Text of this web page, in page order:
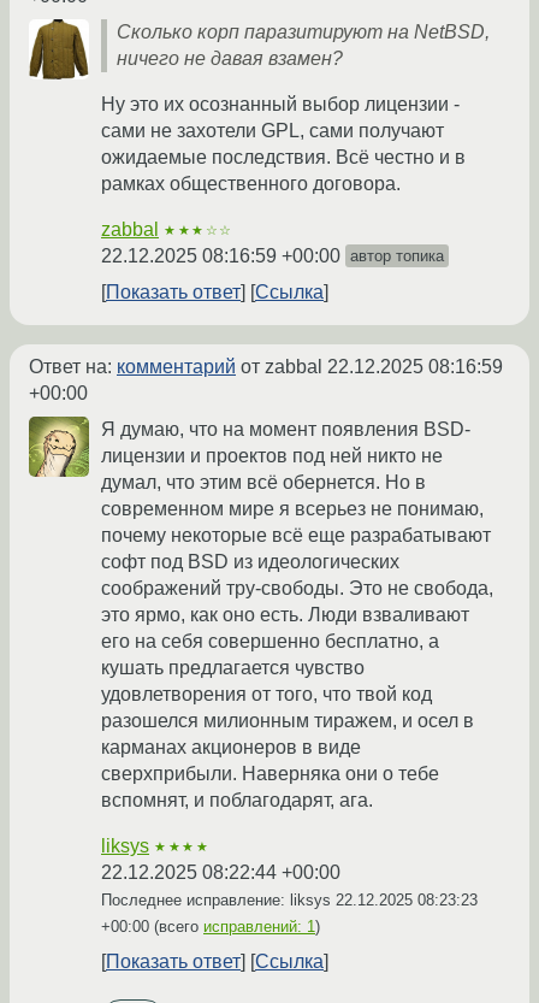
Сколько корп паразитируют на NetBSD,
ничего не давая взамен?
Ну это их осознанный выбор лицензии -
сами не захотели GPL, сами получают
ожидаемые последствия. Всё честно и в
рамках общественного договора.
zabbal ★★★☆☆
22.12.2025 08:16:59 +00:00 автор топика
Показать ответ Ссылка
Ответ на: комментарий от zabbal 22.12.2025 08:16:59
+00:00
Я думаю, что на момент появления BSD-
лицензии и проектов под ней никто не
думал, что этим всё обернется. Но в
современном мире я всерьез не понимаю,
почему некоторые всё еще разрабатывают
софт под BSD из идеологических
соображений тру-свободы. Это не свобода,
это ярмо, как оно есть. Люди взваливают
его на себя совершенно бесплатно, а
кушать предлагается чувство
удовлетворения от того, что твой код
разошелся милионным тиражем, и осел в
карманах акционеров в виде
сверхприбыли. Наверняка они о тебе
вспомнят, и поблагодарят, ага.
liksys ★★★★
22.12.2025 08:22:44 +00:00
Последнее исправление: liksys 22.12.2025 08:23:23
+00:00 (всего исправлений: 1)
Показать ответ Ссылка